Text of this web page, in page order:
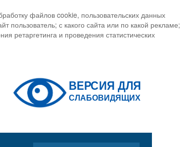
файлов cookie, пользовательских данных
пользователь; с какого сайта или по какой рекламе;
ретаргетинга и проведения статистических